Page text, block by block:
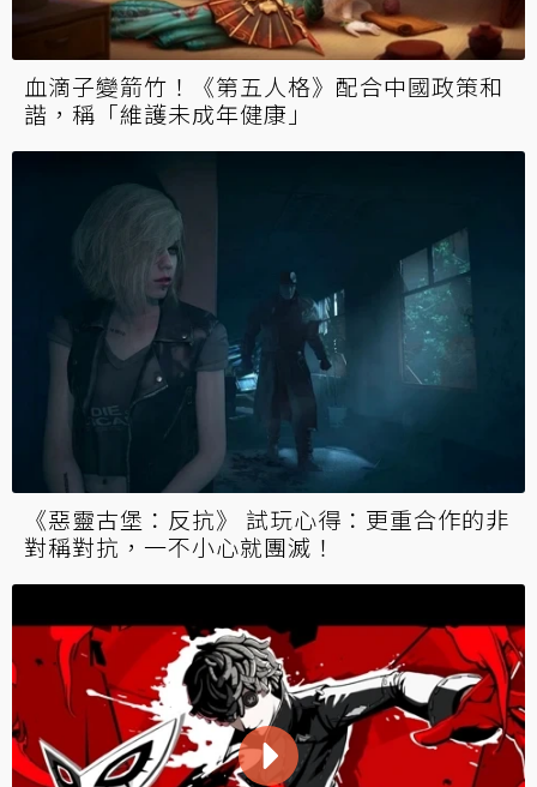
血滴子變箭竹！《第五人格》配合中國政策和
諧，稱「維護未成年健康」
《惡靈古堡：反抗》 試玩心得：更重合作的非
對稱對抗，一不小心就團滅！